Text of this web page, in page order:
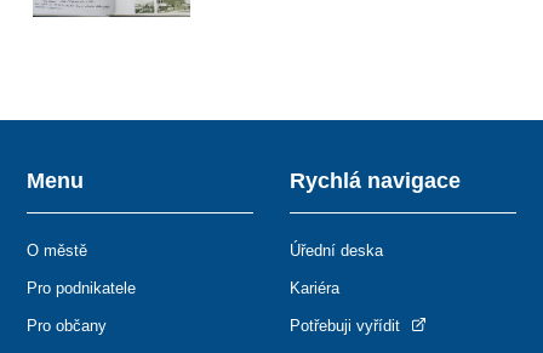
Menu
O městě
Pro podnikatele
Pro občany
Rychlá navigace
Úřední deska
Kariéra
Potřebuji vyřídit